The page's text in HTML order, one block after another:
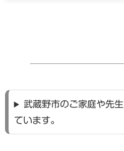
武蔵野市のご家庭や先
ています。